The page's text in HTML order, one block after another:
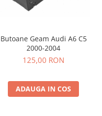
Butoane Geam Audi A6 C5
2000-2004
125,00 RON
ADAUGA IN COS